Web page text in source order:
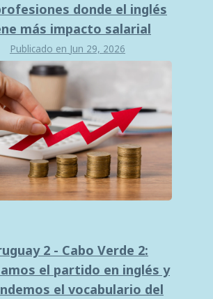
donde el inglés
más impacto salarial
Publicado en Jun 29, 2026
2 - Cabo Verde 2:
el partido en inglés y
el vocabulario del